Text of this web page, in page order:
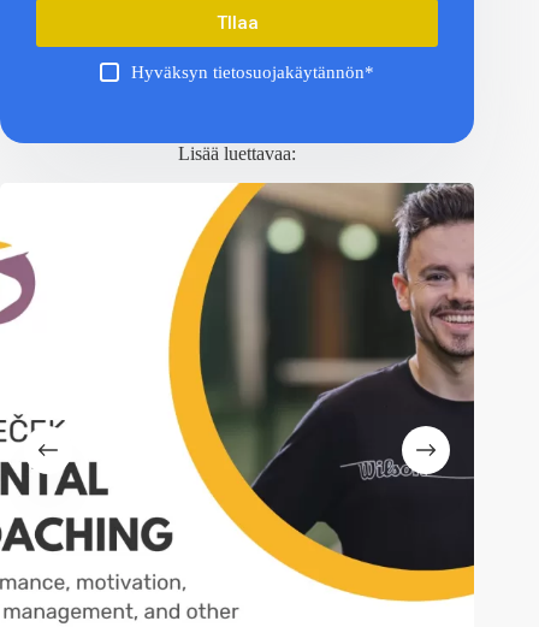
TIlaa
Hyväksyn tietosuojakäytännön*
Lisää luettavaa: